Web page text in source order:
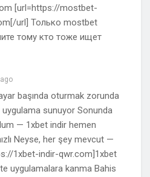
[url=https://mostbet-
url] Только mostbet
тому кто тоже ищет
başında oturmak zorunda
sunuyor Sonunda
— 1xbet indir hemen
Neyse, her şey mevcut —
1xbet-indir-qwr.com]1xbet
uygulamalara kanma Bahis